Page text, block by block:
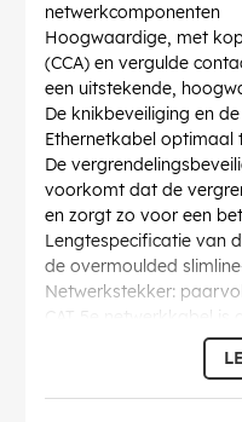
netwerkcomponenten
Hoogwaardige, met
(CCA) en vergulde
een uitstekende,
De knikbeveiliging en
Ethernetkabel optimaal
De
voorkomt dat de
en zorgt zo voor een
Lengtespecificatie van
de overmoulded
Netwerkstekker:
CAT 5e netwerkkabel
met snelheden tot 10/
Buigradius >: 36.8 mm